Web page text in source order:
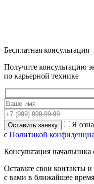
Бесплатная консультация
Получите консультацию
по карьерной технике
Я
с Политикой
Консультация
Оставьте свои контакты
с вами в ближайшее время